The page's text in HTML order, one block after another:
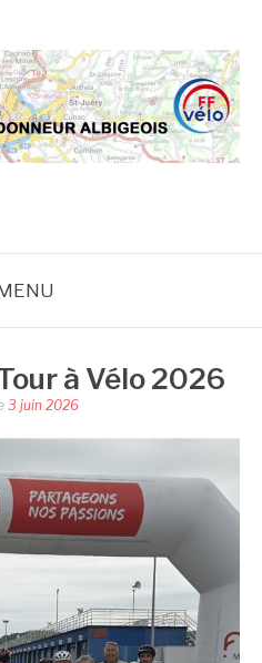
à Vélo 2026
3 juin 2026